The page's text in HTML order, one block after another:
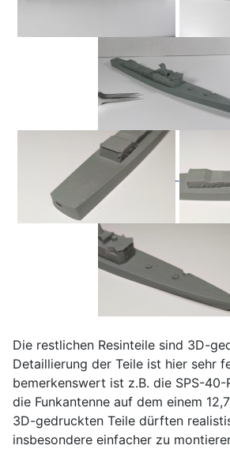
Die restlichen Resinteile sind 3D-
Detaillierung der Teile ist hier sehr
bemerkenswert ist z.B. die SPS-40-
die Funkantenne auf dem einem
3D-gedruckten Teile dürften
insbesondere einfacher zu